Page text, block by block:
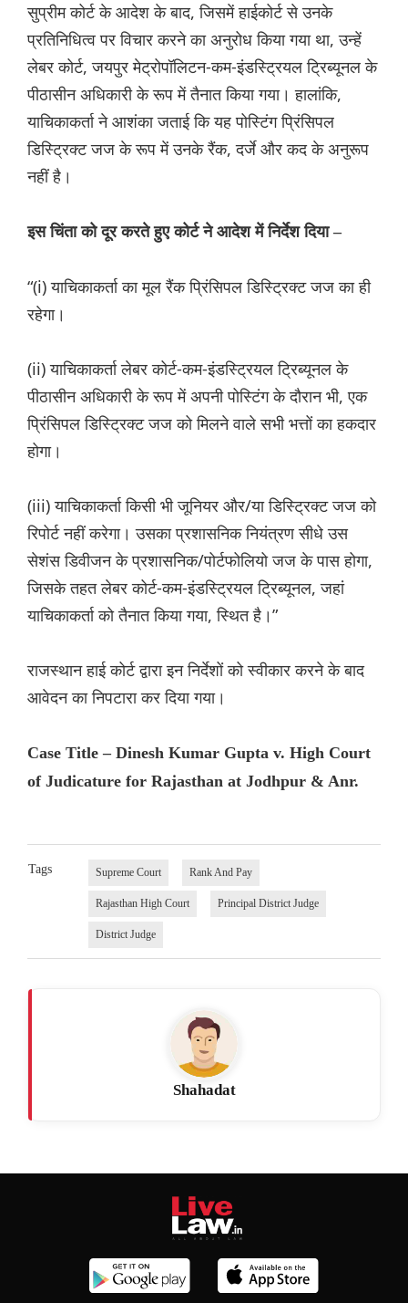
सुप्रीम कोर्ट के आदेश के बाद, जिसमें हाईकोर्ट से उनके
प्रतिनिधित्व पर विचार करने का अनुरोध किया गया था, उन्हें
लेबर कोर्ट, जयपुर मेट्रोपॉलिटन-कम-इंडस्ट्रियल ट्रिब्यूनल के
पीठासीन अधिकारी के रूप में तैनात किया गया। हालांकि,
याचिकाकर्ता ने आशंका जताई कि यह पोस्टिंग प्रिंसिपल
डिस्ट्रिक्ट जज के रूप में उनके रैंक, दर्जे और कद के अनुरूप
नहीं है।
इस चिंता को दूर करते हुए कोर्ट ने आदेश में निर्देश दिया –
“(i) याचिकाकर्ता का मूल रैंक प्रिंसिपल डिस्ट्रिक्ट जज का ही
रहेगा।
(ii) याचिकाकर्ता लेबर कोर्ट-कम-इंडस्ट्रियल ट्रिब्यूनल के
पीठासीन अधिकारी के रूप में अपनी पोस्टिंग के दौरान भी, एक
प्रिंसिपल डिस्ट्रिक्ट जज को मिलने वाले सभी भत्तों का हकदार
होगा।
(iii) याचिकाकर्ता किसी भी जूनियर और/या डिस्ट्रिक्ट जज को
रिपोर्ट नहीं करेगा। उसका प्रशासनिक नियंत्रण सीधे उस
सेशंस डिवीजन के प्रशासनिक/पोर्टफोलियो जज के पास होगा,
जिसके तहत लेबर कोर्ट-कम-इंडस्ट्रियल ट्रिब्यूनल, जहां
याचिकाकर्ता को तैनात किया गया, स्थित है।”
राजस्थान हाई कोर्ट द्वारा इन निर्देशों को स्वीकार करने के बाद
आवेदन का निपटारा कर दिया गया।
Case Title – Dinesh Kumar Gupta v. High Court
of Judicature for Rajasthan at Jodhpur & Anr.
Tags Supreme Court Rank And Pay
Rajasthan High Court Principal District Judge
District Judge
Shahadat